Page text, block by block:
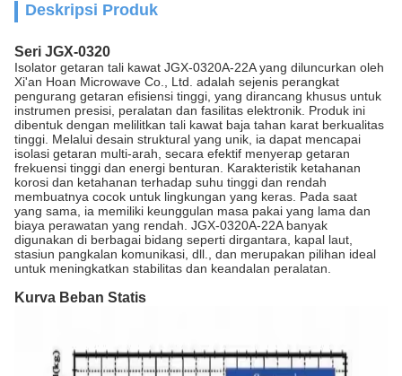
Deskripsi Produk
Seri JGX-0320
Isolator getaran tali kawat JGX-0320A-22A yang diluncurkan oleh
Xi'an Hoan Microwave Co., Ltd. adalah sejenis perangkat
pengurang getaran efisiensi tinggi, yang dirancang khusus untuk
instrumen presisi, peralatan dan fasilitas elektronik. Produk ini
dibentuk dengan melilitkan tali kawat baja tahan karat berkualitas
tinggi. Melalui desain struktural yang unik, ia dapat mencapai
isolasi getaran multi-arah, secara efektif menyerap getaran
frekuensi tinggi dan energi benturan. Karakteristik ketahanan
korosi dan ketahanan terhadap suhu tinggi dan rendah
membuatnya cocok untuk lingkungan yang keras. Pada saat
yang sama, ia memiliki keunggulan masa pakai yang lama dan
biaya perawatan yang rendah. JGX-0320A-22A banyak
digunakan di berbagai bidang seperti dirgantara, kapal laut,
stasiun pangkalan komunikasi, dll., dan merupakan pilihan ideal
untuk meningkatkan stabilitas dan keandalan peralatan.
Kurva Beban Statis